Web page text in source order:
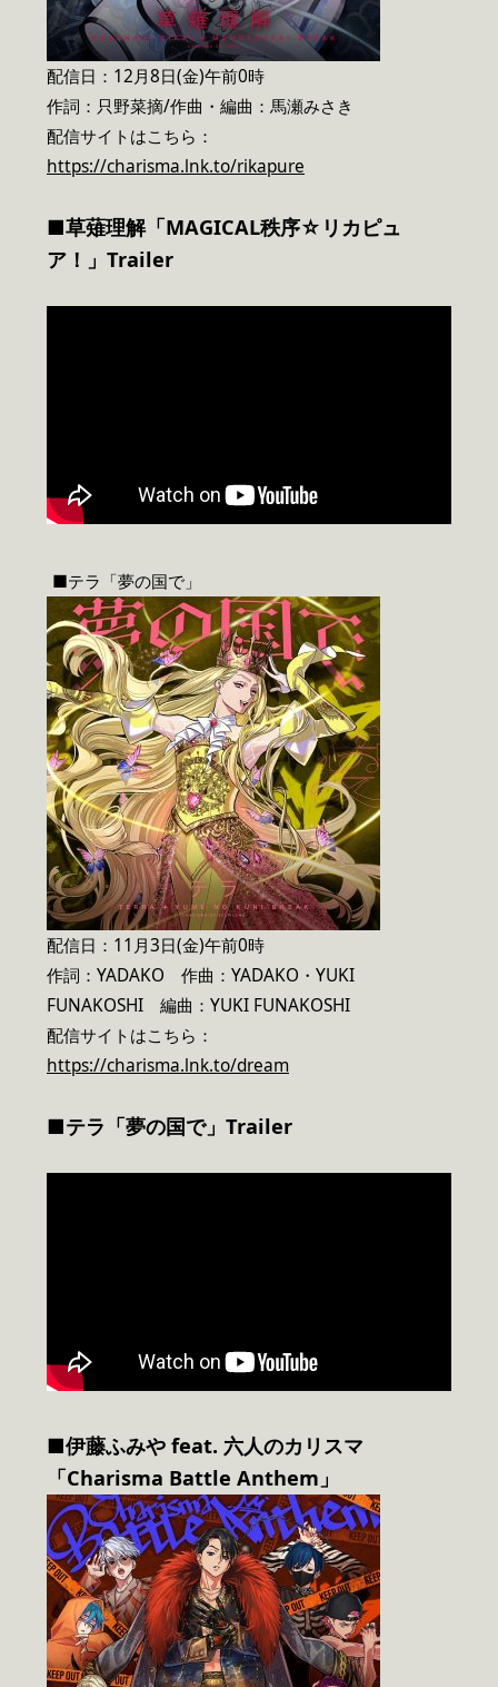
配信日：12月8日(金)午前0時
作詞：只野菜摘/作曲・編曲：馬瀬みさき
配信サイトはこちら：
https://charisma.lnk.to/rikapure
■草薙理解「MAGICAL秩序☆リカピュ
ア！」Trailer
■テラ「夢の国で」
配信日：11月3日(金)午前0時
作詞：YADAKO 作曲：YADAKO・YUKI
FUNAKOSHI 編曲：YUKI FUNAKOSHI
配信サイトはこちら：
https://charisma.lnk.to/dream
■テラ「夢の国で」Trailer
■伊藤ふみや feat. 六人のカリスマ
「Charisma Battle Anthem」